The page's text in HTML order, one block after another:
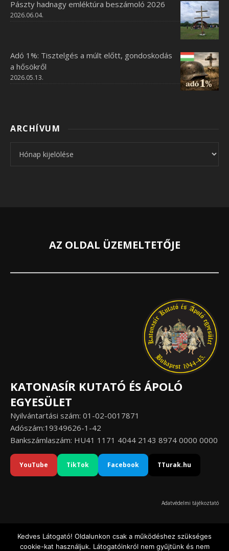
Pászty hadnagy emléktúra beszámoló 2026
2026.06.04.
Adó 1%: Tisztelgés a múlt előtt, gondoskodás
a hősökről
2026.05.13.
ARCHÍVUM
AZ OLDAL ÜZEMELTETŐJE
KATONASÍR KUTATÓ ÉS ÁPOLÓ
EGYESÜLET
Nyilvántartási szám: 01-02-0017871
Adószám:19349626-1-42
Bankszámlaszám: HU41 1171 4044 2143 8974 0000 0000
YouTube TikTok Facebook TTurak.hu
Adatvédelmi tájékoztató
Kedves Látogató! Oldalunkon csak a működéshez szükséges
cookie-kat használjuk. Látogatóinkról nem gyűjtünk és nem